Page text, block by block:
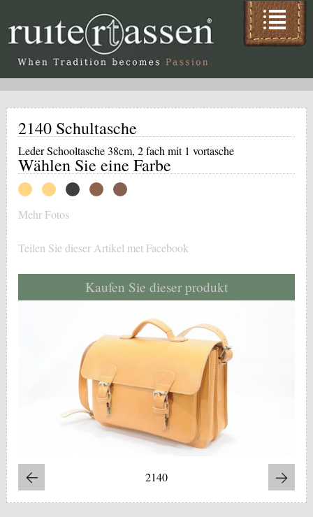
2140 Schultasche
Leder Schooltasche 38cm, 2 fach mit 1 vortasche
Wählen Sie eine Farbe
Mehr Fotos
Teilen Sie dieser Artikel met Facebook
Kaufen Sie dieser produkt
2140